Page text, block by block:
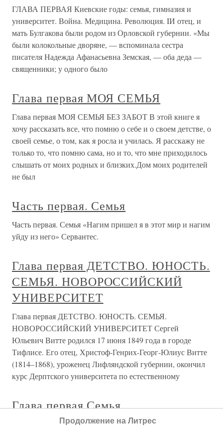
ГЛАВА ПЕРВАЯ Киевские годы: семья, гимназия и
университет. Война. Медицина. Революция. IИ отец, и
мать Булгакова были родом из Орловской губернии. «Мы
были колокольные дворяне, — вспоминала сестра
писателя Надежда Афанасьевна Земская, — оба деда —
священники; у одного было
Глава первая МОЯ СЕМЬЯ
Глава первая МОЯ СЕМЬЯ БЕЗ ЗАБОТ В этой книге я
хочу рассказать все, что помню о себе и о своем детстве, о
своей семье, о том, как я росла и училась. Я расскажу не
только то, что помню сама, но и то, что мне приходилось
слышать от моих родных и близких.Дом моих родителей
не был
Часть первая. Семья
Часть первая. Семья «Нагим пришел я в этот мир и нагим
уйду из него» Сервантес.
Глава первая ДЕТСТВО. ЮНОСТЬ.
СЕМЬЯ. НОВОРОССИЙСКИЙ
УНИВЕРСИТЕТ
Глава первая ДЕТСТВО. ЮНОСТЬ. СЕМЬЯ.
НОВОРОССИЙСКИЙ УНИВЕРСИТЕТ Сергей
Юльевич Витте родился 17 июня 1849 года в городе
Тифлисе. Его отец, Христоф-Генрих-Георг-Юлиус Витте
(1814–1868), уроженец Лифляндской губернии, окончил
курс Дерптского университета по естественному
Глава первая Семья
Глава первая Семья В мире было не так много людей,
Продолжение на Литрес